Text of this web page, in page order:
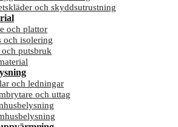
och skyddsutrustning
och plattor
och isolering
putsbruk
och ledningar
och uttag